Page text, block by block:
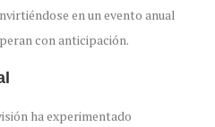
en un evento anual
con anticipación.
ha experimentado